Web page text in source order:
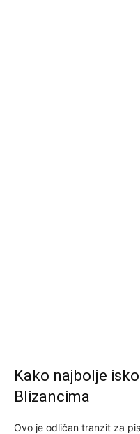
Kako najbolje
Blizancima
Ovo je odličan tranzit za